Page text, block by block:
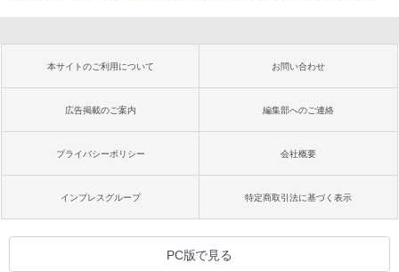
本サイトのご利用について お問い合わせ
広告掲載のご案内 編集部へのご連絡
プライバシーポリシー 会社概要
インプレスグループ 特定商取引法に基づく表示
PC版で見る